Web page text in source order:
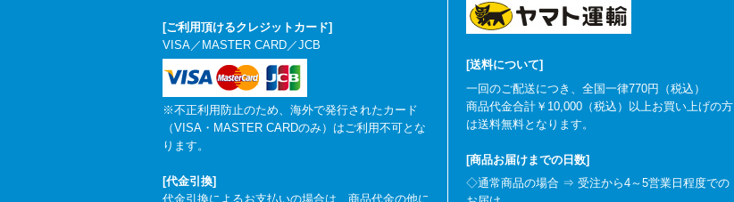
[ご利用頂けるクレジットカード]
VISA／MASTER CARD／JCB
※不正利用防止のため、海外で発行されたカード
（VISA・MASTER CARDのみ）はご利用不可とな
ります。
[代金引換]
代金引換によるお支払いの場合は、商品代金の他に
[送料について]
一回のご配送につき、全国一律770円（税込）
商品代金合計￥10,000（税込）以上お買い上げの方
は送料無料となります。
[商品お届けまでの日数]
◇通常商品の場合 ⇒ 受注から4～5営業日程度での